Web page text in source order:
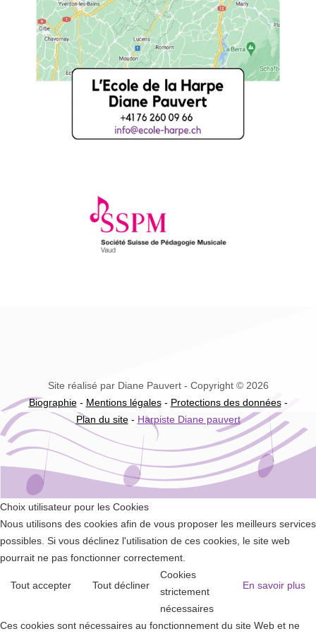
Site réalisé par Diane Pauvert - Copyright © 2026
Biographie- Mentions légales- Protections des données-
Plan du site- Harpiste Diane pauvert
Choix utilisateur pour les Cookies
Nous utilisons des cookies afin de vous proposer les meilleurs services
possibles. Si vous déclinez l'utilisation de ces cookies, le site web
pourrait ne pas fonctionner correctement.
Tout accepter Tout décliner En savoir plus
Cookies
strictement
nécessaires
Ces cookies sont nécessaires au fonctionnement du site Web et ne